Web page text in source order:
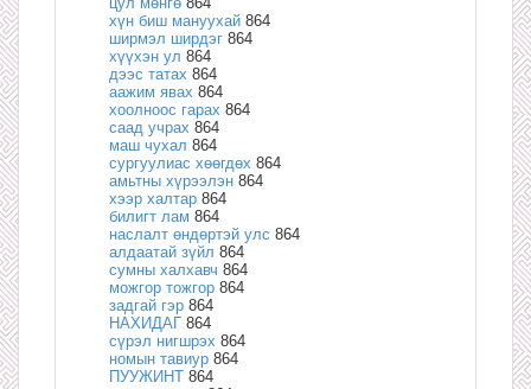
хүн биш мануухай 864
ширмэл ширдэг 864
хүүхэн ул 864
дээс татах 864
аажим явах 864
хоолноос гарах 864
саад учрах 864
маш чухал 864
сургуулиас хөөгдөх 864
амьтны хүрээлэн 864
хээр халтар 864
билигт лам 864
наслалт өндөртэй улс 864
алдаатай зүйл 864
сумны халхавч 864
можгор тожгор 864
задгай гэр 864
НАХИДАГ 864
сүрэл нигшрэх 864
номын тавиур 864
ПУУЖИНТ 864